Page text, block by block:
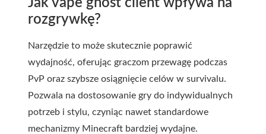
rozgrywkę?
Narzędzie to może skutecznie poprawić
wydajność, oferując graczom przewagę podczas
PvP oraz szybsze osiągnięcie celów w survivalu.
Pozwala na dostosowanie gry do indywidualnych
potrzeb i stylu, czyniąc nawet standardowe
mechanizmy Minecraft bardziej wydajne.